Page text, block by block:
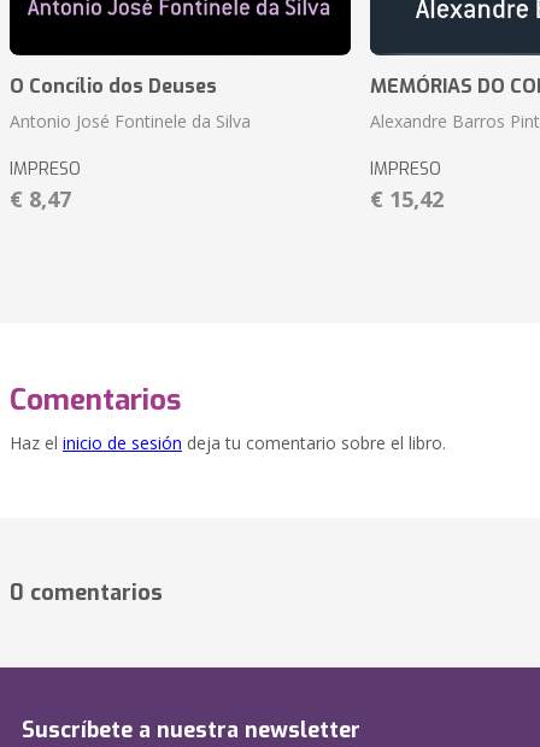
O Concílio dos Deuses
Antonio José Fontinele da Silva
IMPRESO
€ 8,47
MEMÓRIAS DO
Alexandre Barros
IMPRESO
€ 15,42
Comentarios
Haz el inicio de sesión deja tu comentario sobre el libro.
0 comentarios
Suscríbete a nuestra newsletter